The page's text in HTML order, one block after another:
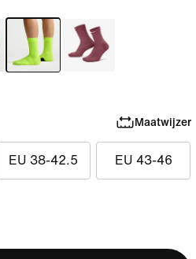
Maatwijzer
EU 38-42.5 EU 43-46